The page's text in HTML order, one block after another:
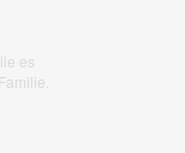
es